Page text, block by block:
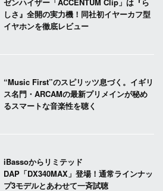
しさ』全開の実力機！同社初イヤーカフ型
イヤホンを徹底レビュー
“Music First”のスピリッツ息づく。イギリ
ス名門・ARCAMの最新プリメインが秘め
るスマートな音楽性を聴く
iBassoからリミテッド
DAP「DX340MAX」登場！通常ラインナッ
プ3モデルとあわせて一斉試聴